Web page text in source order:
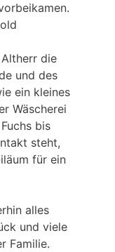
die
und des
ein kleines
Wäscherei
bis
steht,
für ein
alles
und viele
Familie.